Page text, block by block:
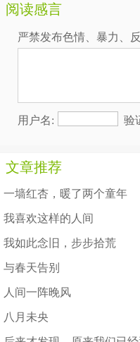
阅读感言
严禁发布色情、暴力、
用户名: 验
文章推荐
一墙红杏，暖了两个童年
我喜欢这样的人间
我如此念旧，步步拾荒
与春天告别
人间一阵晚风
八月未央